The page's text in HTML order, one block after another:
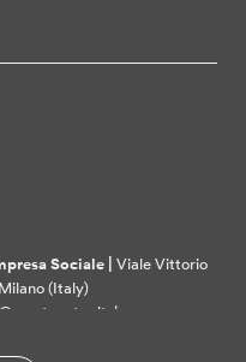
Sociale | Viale Vittorio
(Italy)
|